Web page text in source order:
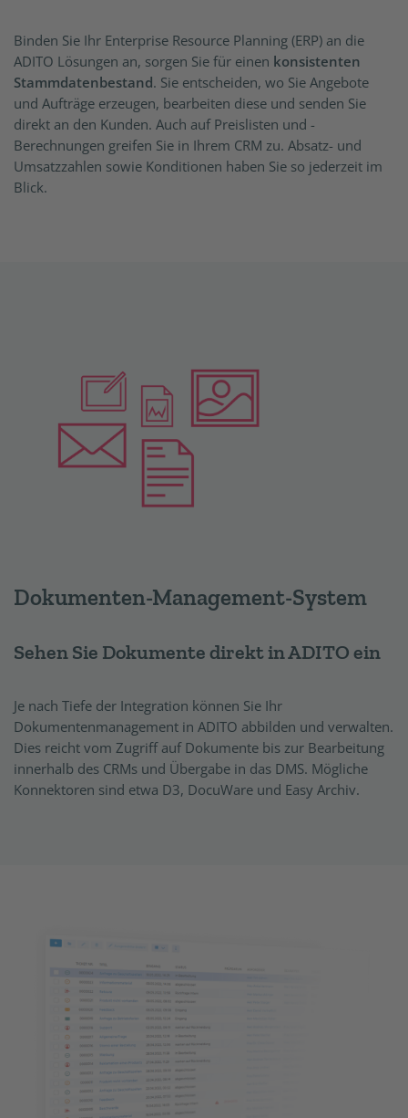
Binden Sie Ihr Enterprise Resource Planning (ERP) an die
ADITO Lösungen an, sorgen Sie für einen konsistenten
Stammdatenbestand. Sie entscheiden, wo Sie Angebote
und Aufträge erzeugen, bearbeiten diese und senden Sie
direkt an den Kunden. Auch auf Preislisten und -
Berechnungen greifen Sie in Ihrem CRM zu. Absatz- und
Umsatzzahlen sowie Konditionen haben Sie so jederzeit im
Blick.
Dokumenten-Management-System
Sehen Sie Dokumente direkt in ADITO ein
Je nach Tiefe der Integration können Sie Ihr
Dokumentenmanagement in ADITO abbilden und verwalten.
Dies reicht vom Zugriff auf Dokumente bis zur Bearbeitung
innerhalb des CRMs und Übergabe in das DMS. Mögliche
Konnektoren sind etwa D3, DocuWare und Easy Archiv.